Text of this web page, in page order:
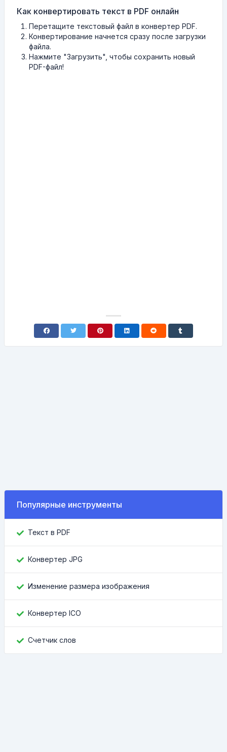
Как конвертировать текст в PDF онлайн
Перетащите текстовый файл в конвертер PDF.
Конвертирование начнется сразу после загрузки
файла.
Нажмите "Загрузить", чтобы сохранить новый
PDF-файл!
Популярные инструменты
Текст в PDF
Конвертер JPG
Изменение размера изображения
Конвертер ICO
Счетчик слов